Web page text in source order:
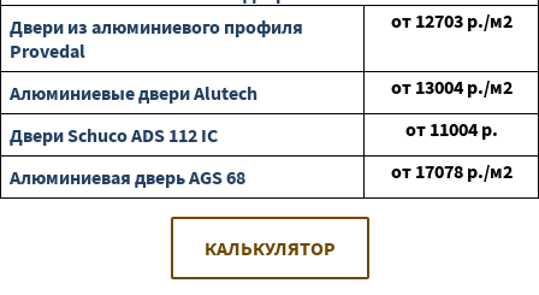
Двери из алюминиевого профиля
Provedal
от 12703 р./м2
Алюминиевые двери Alutech от 13004 р./м2
Двери Schuco ADS 112 IC
от 11004 р.
Алюминиевая дверь AGS 68
от 17078 р./м2
КАЛЬКУЛЯТОР